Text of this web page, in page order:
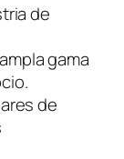
de
gama
de